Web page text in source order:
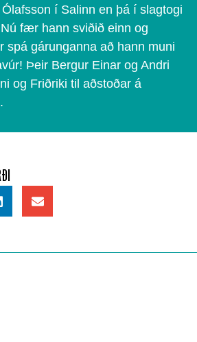
í Salinn en þá í slagtogi
fær hann sviðið einn og
spá gárunganna að hann muni
Þeir Bergur Einar og Andri
og Friðriki til aðstoðar á